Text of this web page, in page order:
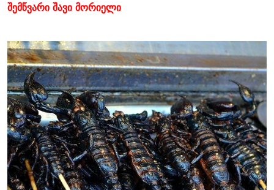
შემწვარი შავი მორიელი